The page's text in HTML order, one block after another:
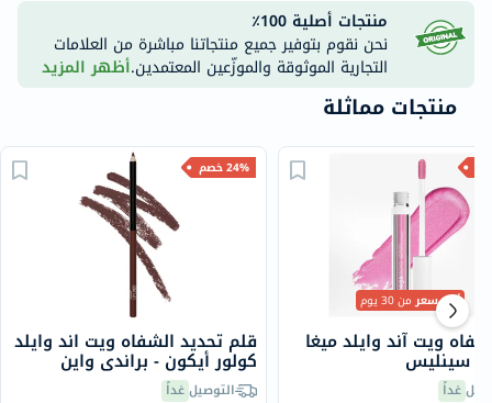
منتجات أصلية 100٪
نحن نقوم بتوفير جميع منتجاتنا مباشرة من العلامات
التجارية الموثوقة والموزّعين المعتمدين.أظهر المزيد
منتجات مماثلة
24% خصم
قلم تحديد الشفاه ويت اند وايلد
كولور أيكون - براندي واين
التوصيل غداً
أقل سعرمن 30 يوم
ويت آند وايلد ميغا
- سينليس
غداً